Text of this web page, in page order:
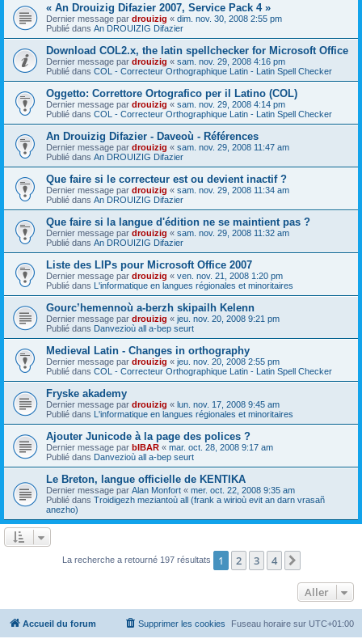
« An Drouizig Difazier 2007, Service Pack 4 »
Dernier message par drouizig « dim. nov. 30, 2008 2:55 pm
Publié dans An DROUIZIG Difazier
Download COL2.x, the latin spellchecker for Microsoft Office
Dernier message par drouizig « sam. nov. 29, 2008 4:16 pm
Publié dans COL - Correcteur Orthographique Latin - Latin Spell Checker
Oggetto: Correttore Ortografico per il Latino (COL)
Dernier message par drouizig « sam. nov. 29, 2008 4:14 pm
Publié dans COL - Correcteur Orthographique Latin - Latin Spell Checker
An Drouizig Difazier - Daveoù - Références
Dernier message par drouizig « sam. nov. 29, 2008 11:47 am
Publié dans An DROUIZIG Difazier
Que faire si le correcteur est ou devient inactif ?
Dernier message par drouizig « sam. nov. 29, 2008 11:34 am
Publié dans An DROUIZIG Difazier
Que faire si la langue d'édition ne se maintient pas ?
Dernier message par drouizig « sam. nov. 29, 2008 11:32 am
Publié dans An DROUIZIG Difazier
Liste des LIPs pour Microsoft Office 2007
Dernier message par drouizig « ven. nov. 21, 2008 1:20 pm
Publié dans L'informatique en langues régionales et minoritaires
Gourc’hemennoù a-berzh skipailh Kelenn
Dernier message par drouizig « jeu. nov. 20, 2008 9:21 pm
Publié dans Danvezioù all a-bep seurt
Medieval Latin - Changes in orthography
Dernier message par drouizig « jeu. nov. 20, 2008 2:55 pm
Publié dans COL - Correcteur Orthographique Latin - Latin Spell Checker
Fryske akademy
Dernier message par drouizig « lun. nov. 17, 2008 9:45 am
Publié dans L'informatique en langues régionales et minoritaires
Ajouter Junicode à la page des polices ?
Dernier message par bIBAR « mar. oct. 28, 2008 9:17 am
Publié dans Danvezioù all a-bep seurt
Le Breton, langue officielle de KENTIKA
Dernier message par Alan Monfort « mer. oct. 22, 2008 9:35 am
Publié dans Troidigezh meziantoù all (frank a wirioù evit an darn vrasañ
anezho)
La recherche a retourné 197 résultats 1 2 3 4
Aller
Accueil du forum Fuseau horaire sur UTC+01:00
Supprimer les cookies